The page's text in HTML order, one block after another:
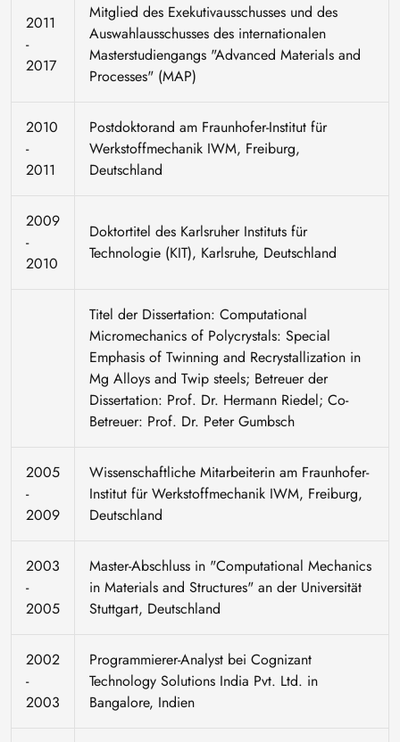
2011
-
2017
Mitglied des Exekutivausschusses und des
Auswahlausschusses des internationalen
Masterstudiengangs "Advanced Materials and
Processes" (MAP)
2010
-
2011
Postdoktorand am Fraunhofer-Institut für
Werkstoffmechanik IWM, Freiburg,
Deutschland
2009
-
2010
Doktortitel des Karlsruher Instituts für
Technologie (KIT), Karlsruhe, Deutschland
Titel der Dissertation: Computational
Micromechanics of Polycrystals: Special
Emphasis of Twinning and Recrystallization in
Mg Alloys and Twip steels; Betreuer der
Dissertation: Prof. Dr. Hermann Riedel; Co-
Betreuer: Prof. Dr. Peter Gumbsch
2005
-
2009
Wissenschaftliche Mitarbeiterin am Fraunhofer-
Institut für Werkstoffmechanik IWM, Freiburg,
Deutschland
2003
-
2005
Master-Abschluss in "Computational Mechanics
in Materials and Structures" an der Universität
Stuttgart, Deutschland
2002
-
2003
Programmierer-Analyst bei Cognizant
Technology Solutions India Pvt. Ltd. in
Bangalore, Indien